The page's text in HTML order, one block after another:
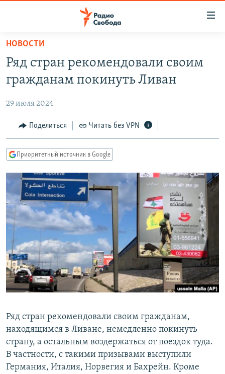
упрощенного
доступа
основному
Вернутся
главной
навигации
Вернутся
поиску
ПОДКАСТЫ
АВТОРСКИЕ ПРОЕКТЫ
ЦИТАТЫ СВОБОДЫ
МНЕНИЯ
IDEL.РЕАЛИИ
КАВКАЗ.РЕАЛИИ
СЕВЕР.РЕАЛИИ
СИБИРЬ.РЕАЛИИ
РАСПИСАНИЕ ВЕЩАНИЯ
ПОДПИШИТЕСЬ НА РАССЫЛКУ
СОЦИАЛЬНЫЕ СЕТИ
Все сайты РСЕ/РС
НОВОСТИ
Ряд стран рекомендовали своим
гражданам покинуть Ливан
29 июля 2024
Поделиться Читать без VPN
Приоритетный источник в Google
Ряд стран рекомендовали своим гражданам,
находящимся в Ливане, немедленно покинуть
страну, а остальным воздержаться от поездок туда.
В частности, с такими призывами выступили
Германия, Италия, Норвегия и Бахрейн. Кроме